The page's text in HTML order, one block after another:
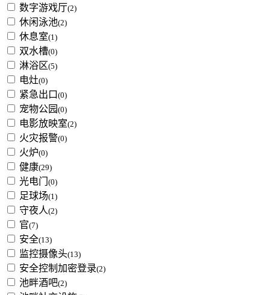
数字游戏厅(2)
休闲泳池(2)
休息室(1)
双水槽(0)
淋浴区(5)
电灶(0)
紧急出口 (0)
宠物公园 (0)
电影放映室(2)
火灾报警(0)
火炉(0)
健康(29)
光电门 (0)
足球场(1)
守夜人(2)
官(7)
安全(13)
监控摄像头(13)
安全控制加密登录(2)
池畔酒吧(2)